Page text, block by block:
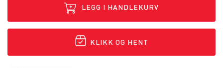
LEGG I HANDLEKURV
KLIKK OG HENT